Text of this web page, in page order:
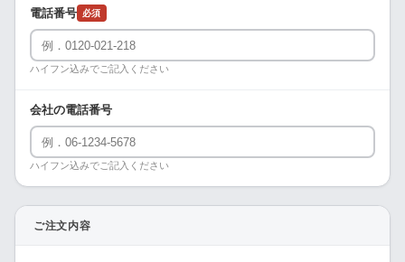
電話番号 必須
ハイフン込みでご記入ください
会社の電話番号
ハイフン込みでご記入ください
ご注文内容